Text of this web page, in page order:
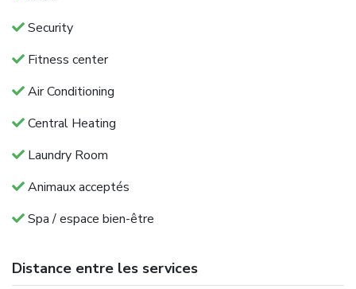
Security
Fitness center
Air Conditioning
Central Heating
Laundry Room
Animaux acceptés
Spa / espace bien-être
Distance entre les services